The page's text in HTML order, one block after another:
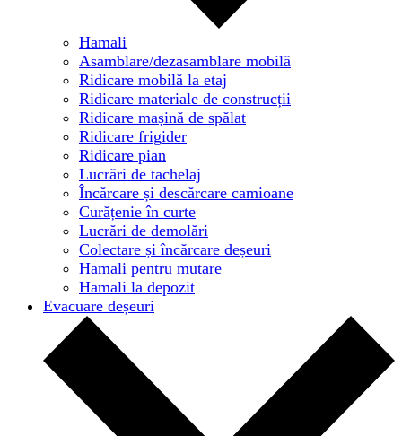
Hamali
Asamblare/dezasamblare mobilă
Ridicare mobilă la etaj
Ridicare materiale de construcții
Ridicare mașină de spălat
Ridicare frigider
Ridicare pian
Lucrări de tachelaj
Încărcare și descărcare camioane
Curățenie în curte
Lucrări de demolări
Colectare și încărcare deșeuri
Hamali pentru mutare
Hamali la depozit
Evacuare deșeuri